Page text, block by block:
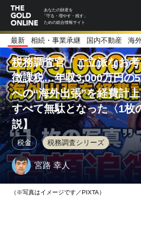
あなたの財産を
「守る・増やす・残す」
ための総合情報サイト
最新 相続・事業承継 国内不動産 海
税務調査官「ご立派なお
徴課税…年収3,000万円の
への“海外出張”を経費計
すべて無駄となった〈1枚
説】
税金 税務調査シリーズ
宮路 幸人
（※写真はイメージです／PIXTA）